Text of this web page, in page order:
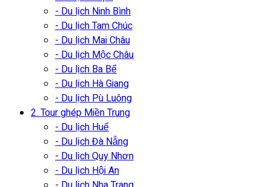
- Du lịch Ninh Bình
- Du lịch Tam Chúc
- Du lịch Mai Châu
- Du lịch Mộc Châu
- Du lịch Ba Bể
- Du lịch Hà Giang
- Du lịch Pù Luông
2. Tour ghép Miền Trung
- Du lịch Huế
- Du lịch Đà Nẵng
- Du lịch Quy Nhơn
- Du lịch Hội An